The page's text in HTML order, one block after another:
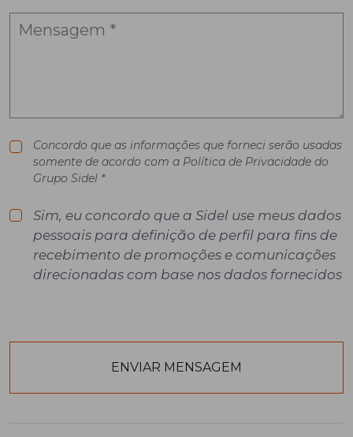
Concordo que as informações que forneci serão usadas
somente de acordo com a Política de Privacidade do
Grupo Sidel *
Sim, eu concordo que a Sidel use meus dados
pessoais para definição de perfil para fins de
recebimento de promoções e comunicações
direcionadas com base nos dados fornecidos